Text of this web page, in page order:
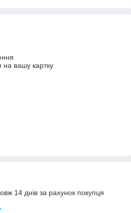
на вашу картку
14 днів за рахунок покупця